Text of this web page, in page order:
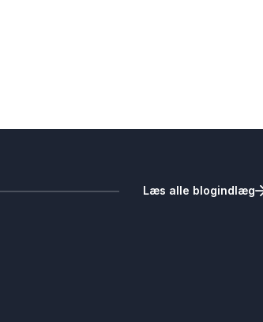
Læs alle blogindlæg